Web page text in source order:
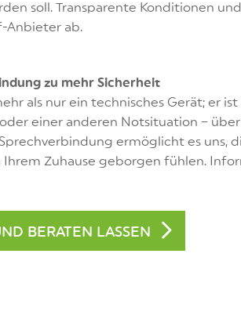
soll. Transparente Konditionen
Anbieter ab.
zu mehr Sicherheit
als nur ein technisches Gerät; er
einer anderen Notsituation –
ermöglicht es
Ihrem Zuhause geborgen fühlen.
BERATEN LASSEN